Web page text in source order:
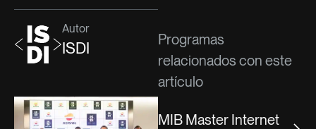
Autor
ISDI
Programas
relacionados con este
artículo
MIB Master Internet